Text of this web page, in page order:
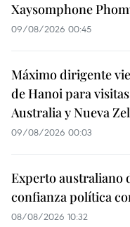
Xaysomphone
09/08/2026 00:45
Máximo dirigente
de Hanoi para
Australia y Nueva
09/08/2026 00:03
Experto australiano
confianza política
08/08/2026 10:32